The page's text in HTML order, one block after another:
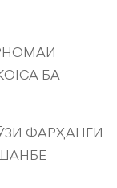
БА
ФАРҲАНГИ